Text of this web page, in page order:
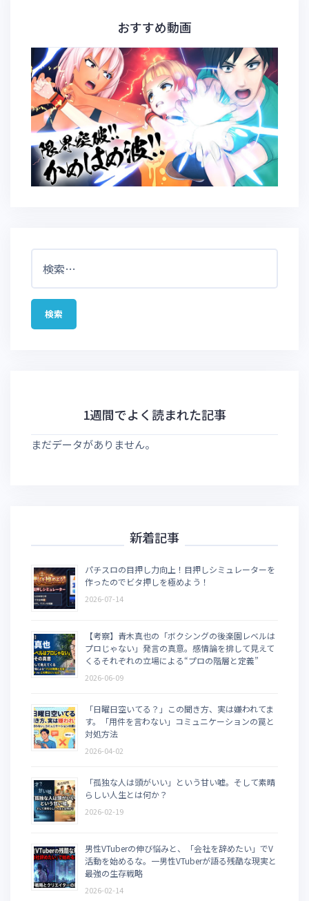
おすすめ動画
1週間でよく読まれた記事
まだデータがありません。
新着記事
パチスロの目押し力向上！目押しシミュレーターを
作ったのでビタ押しを極めよう！
2026-07-14
【考察】青木真也の「ボクシングの後楽園レベルは
プロじゃない」発言の真意。感情論を排して見えて
くるそれぞれの立場による“プロの階層と定義”
2026-06-09
「日曜日空いてる？」この聞き方、実は嫌われてま
す。「用件を言わない」コミュニケーションの罠と
対処方法
2026-04-02
「孤独な人は頭がいい」という甘い嘘。そして素晴
らしい人生とは何か？
2026-02-19
男性VTuberの伸び悩みと、「会社を辞めたい」でV
活動を始めるな。一男性VTuberが語る残酷な現実と
最強の生存戦略
2026-02-14